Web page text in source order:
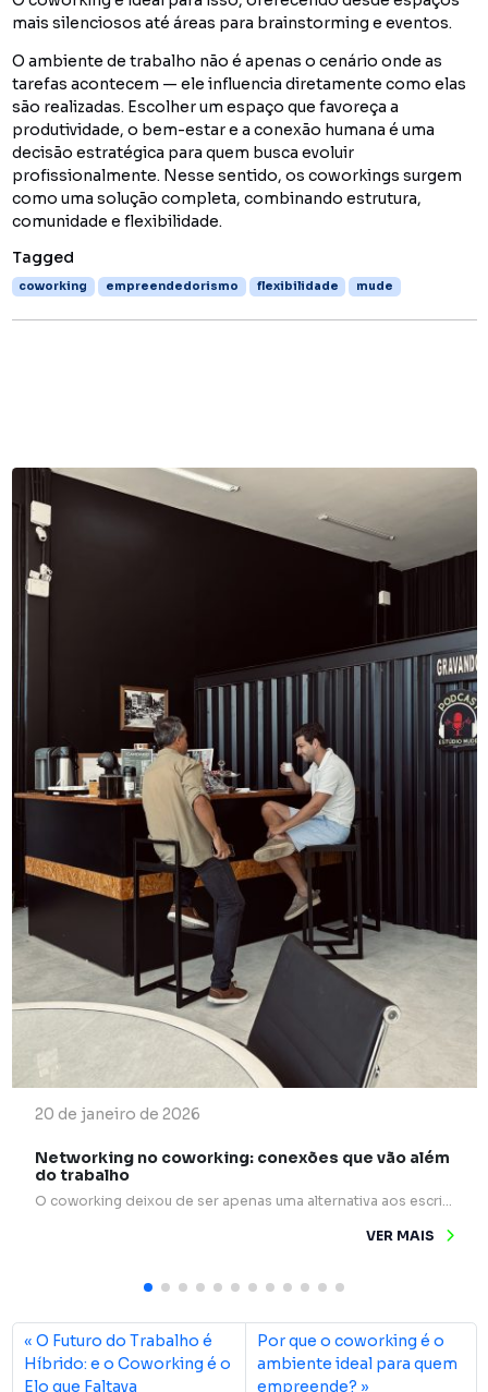
mais silenciosos até áreas para brainstorming e eventos.
O ambiente de trabalho não é apenas o cenário onde as
tarefas acontecem — ele influencia diretamente como elas
são realizadas. Escolher um espaço que favoreça a
produtividade, o bem-estar e a conexão humana é uma
decisão estratégica para quem busca evoluir
profissionalmente. Nesse sentido, os coworkings surgem
como uma solução completa, combinando estrutura,
comunidade e flexibilidade.
Tagged
coworking empreendedorismo flexibilidade mude
20 de janeiro de 2026
Networking no coworking: conexões que vão além
do trabalho
O coworking deixou de ser apenas uma alternativa aos escritórios tradicionais e passou a ocupar um papel estratégico na forma como profissionais e empresas se relacionam. Mais do que mesas compartilhadas e internet rápida, esses espaços são verdadeiros pontos de encontro para ideias, experiências e oportunidades. Um dos grandes diferenciais do coworking é o networking […]
VER MAIS
O Futuro do Trabalho é
Híbrido: e o Coworking é o
Elo que Faltava
Por que o coworking é o
ambiente ideal para quem
empreende?